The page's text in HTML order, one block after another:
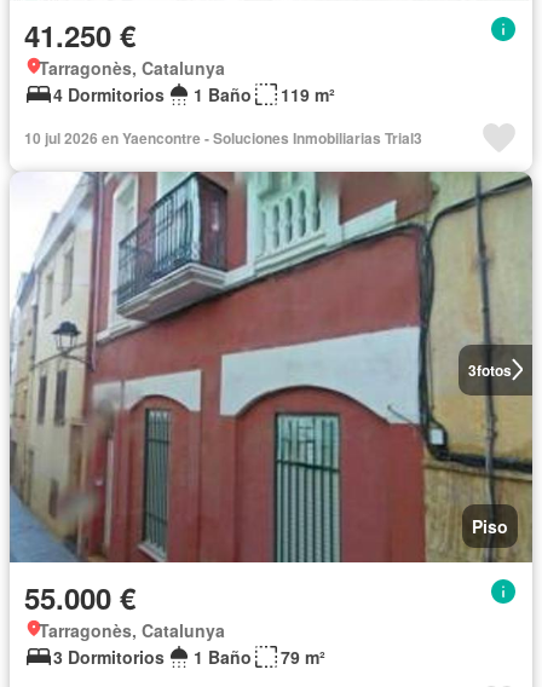
41.250 €
Tarragonès, Catalunya
4 Dormitorios
1 Baño 119 m²
10 jul 2026 en Yaencontre - Soluciones Inmobiliarias Trial3
3fotos
Piso
55.000 €
Tarragonès, Catalunya
3 Dormitorios
1 Baño 79 m²